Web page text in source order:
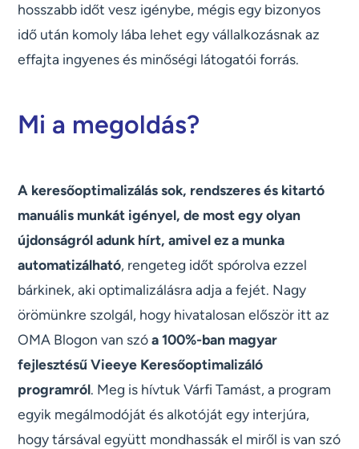
hosszabb időt vesz igénybe, mégis egy bizonyos
idő után komoly lába lehet egy vállalkozásnak az
effajta ingyenes és minőségi látogatói forrás.
Mi a megoldás?
A keresőoptimalizálás sok, rendszeres és kitartó
manuális munkát igényel, de most egy olyan
újdonságról adunk hírt, amivel ez a munka
automatizálható, rengeteg időt spórolva ezzel
bárkinek, aki optimalizálásra adja a fejét. Nagy
örömünkre szolgál, hogy hivatalosan először itt az
OMA Blogon van szóa 100%-ban magyar
fejlesztésű Vieeye Keresőoptimalizáló
programról. Meg is hívtuk Várfi Tamást, a program
egyik megálmodóját és alkotóját egy interjúra,
hogy társával együtt mondhassák el miről is van szó